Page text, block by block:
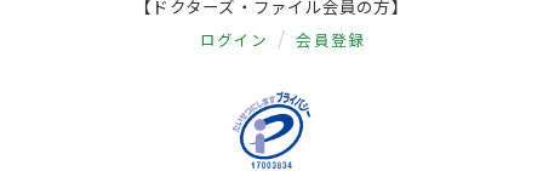
【ドクターズ・ファイル会員の方】
ログイン 会員登録